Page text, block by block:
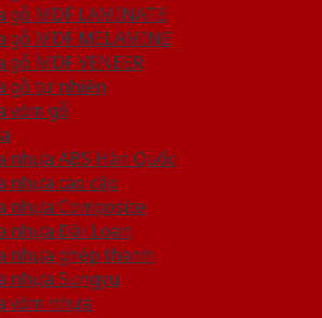
gỗ MDF LAMINATE
gỗ MDF MELAMINE
gỗ MDF VENEER
gỗ tự nhiên
vòm gỗ
nhựa ABS Hàn Quốc
nhựa cao cấp
nhựa Composite
nhựa Đài Loan
nhựa ghép thanh
nhựa Sungyu
vòm nhựa